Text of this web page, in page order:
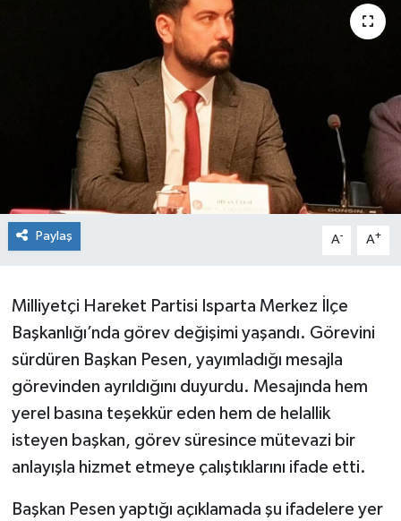
Paylaş A- A+
Milliyetçi Hareket Partisi Isparta Merkez İlçe
Başkanlığı’nda görev değişimi yaşandı. Görevini
sürdüren Başkan Pesen, yayımladığı mesajla
görevinden ayrıldığını duyurdu. Mesajında hem
yerel basına teşekkür eden hem de helallik
isteyen başkan, görev süresince mütevazi bir
anlayışla hizmet etmeye çalıştıklarını ifade etti.
Başkan Pesen yaptığı açıklamada şu ifadelere yer